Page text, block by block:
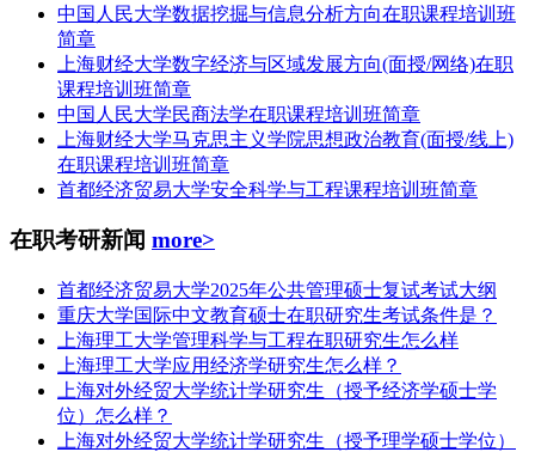
中国人民大学数据挖掘与信息分析方向在职课程培训班
简章
上海财经大学数字经济与区域发展方向(面授/网络)在职
课程培训班简章
中国人民大学民商法学在职课程培训班简章
上海财经大学马克思主义学院思想政治教育(面授/线上)
在职课程培训班简章
首都经济贸易大学安全科学与工程课程培训班简章
在职考研新闻 more>
首都经济贸易大学2025年公共管理硕士复试考试大纲
重庆大学国际中文教育硕士在职研究生考试条件是？
上海理工大学管理科学与工程在职研究生怎么样
上海理工大学应用经济学研究生怎么样？
上海对外经贸大学统计学研究生（授予经济学硕士学
位）怎么样？
上海对外经贸大学统计学研究生（授予理学硕士学位）